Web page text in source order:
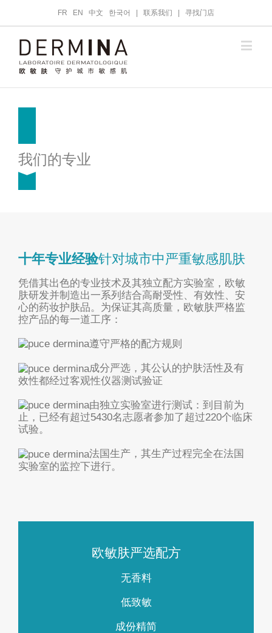
FR EN 中文 한국어 联系我们 寻找门店
我们的专业
十年专业经验针对城市中严重敏感肌肤
凭借其出色的专业技术及其独立配方实验室，欧敏
肤研发并制造出一系列结合高耐受性、有效性、安
心的药妆护肤品。为保证其高质量，欧敏肤严格监
控产品的每一道工序：
遵守严格的配方规则
成分严选，其公认的护肤活性及有
效性都经过客观性仪器测试验证
由独立实验室进行测试 ：到目前为
止，已经有超过5430名志愿者参加了超过220个临床
试验。
法国生产， 其生产过程完全在法国
实验室的监控下进行。
欧敏肤严选配方
无香料
低致敏
成份精简